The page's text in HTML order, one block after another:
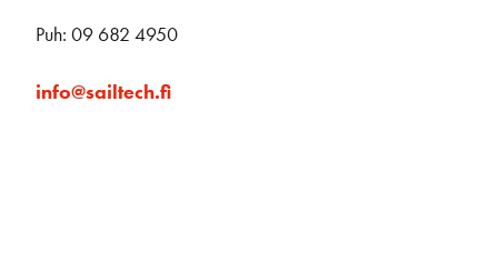
Puh: 09 682 4950
info@sailtech.fi